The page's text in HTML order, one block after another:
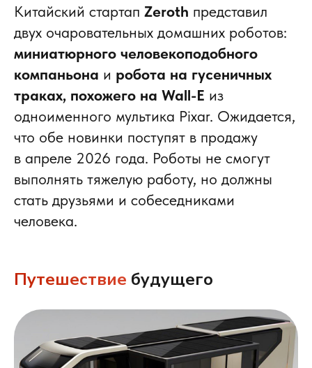
Китайский стартап Zeroth представил
двух очаровательных домашних роботов:
миниатюрного человекоподобного
компаньона и робота на гусеничных
траках, похожего на Wall-E из
одноименного мультика Pixar. Ожидается,
что обе новинки поступят в продажу
в апреле 2026 года. Роботы не смогут
выполнять тяжелую работу, но должны
стать друзьями и собеседниками
человека.
Путешествие будущего